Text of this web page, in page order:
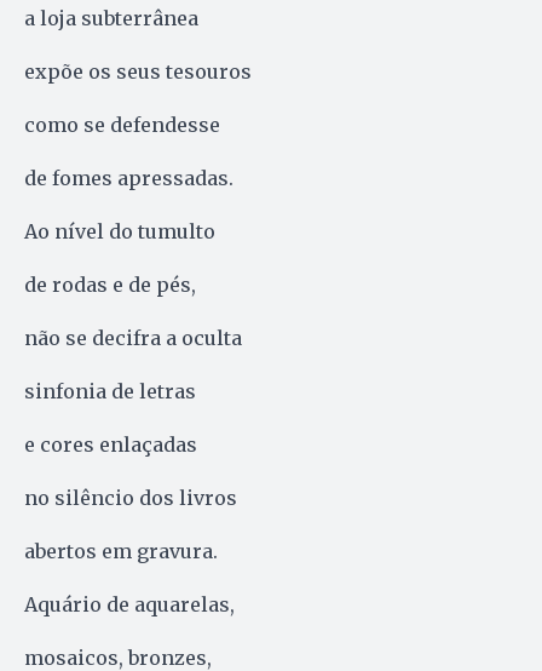
a loja subterrânea
expõe os seus tesouros
como se defendesse
de fomes apressadas.
Ao nível do tumulto
de rodas e de pés,
não se decifra a oculta
sinfonia de letras
e cores enlaçadas
no silêncio dos livros
abertos em gravura.
Aquário de aquarelas,
mosaicos, bronzes,